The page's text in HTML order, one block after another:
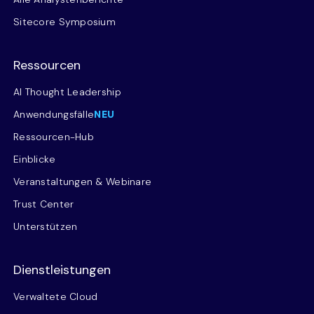
Sitecore Symposium
Ressourcen
AI Thought Leadership
AnwendungsfälleNEU
Ressourcen-Hub
Einblicke
Veranstaltungen & Webinare
Trust Center
Unterstützen
Dienstleistungen
Verwaltete Cloud